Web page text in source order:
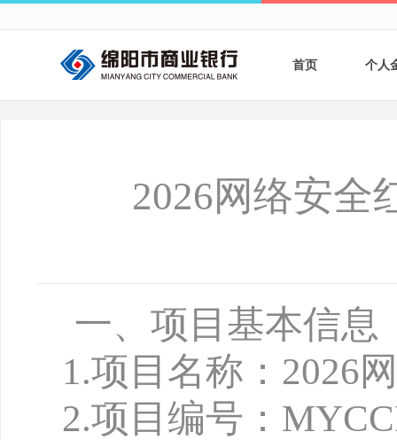
首页 个人
银
2026网络安全
一、项目基本信息
1.项目名称： 2026
2.项目编号：